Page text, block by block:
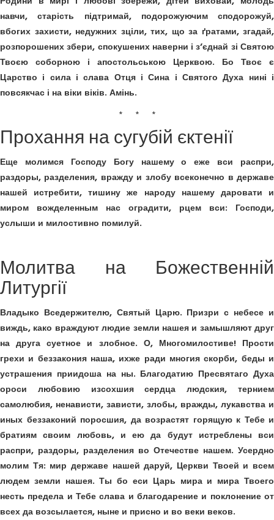
навчи, старість підтримай, подорожуючим сподорожуй,
вбогих захисти, недужних зціли, тих, що за ґратами, згадай,
розпорошених збери, спокушених наверни і з’єднай зі Святою
Твоєю соборною і апостольською Церквою. Бо Твоє є
Царство і сила і слава Отця і Сина і Святого Духа нині і
повсякчас і на віки віків. Амінь.
* * *
Прохання на сугубій єктенії
Еще молимся Господу Богу нашему о еже вси распри,
раздоры, разделения, вражду и злобу всеконечно в державе
нашей истребити, тишину же народу нашему даровати и
миром вожделенным нас оградити, рцем вси: Господи,
услыши и милостивно помилуй.
Молитва на Божественній
Литургії
Владыко Вседержителю, Святый Царю. Призри с небесе и
виждь, како враждуют людие земли нашея и замышляют друг
на друга суетное и злобное. О, Многомилостиве! Прости
грехи и беззакония наша, ихже ради многия скорби, беды и
устрашения приидоша на ны. Благодатию Пресвятаго Духа
ороси любовию изсохшия сердца людския, тернием
самолюбия, ненависти, зависти, злобы, вражды, лукавства и
иных беззаконий поросшия, да возрастят горящую к Тебе и
братиям своим любовь, и ею да будут истреблены вси
распри, раздоры, разделения во Отечестве нашем. Усердно
молим Тя: мир державе нашей даруй, Церкви Твоей и всем
людем земли нашея. Ты бо еси Царь мира и мира Твоего
несть предела и Тебе слава и благодарение и поклонение от
всех да возсылается, ныне и присно и во веки веков.